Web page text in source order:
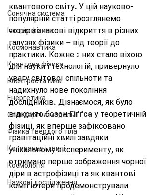
Сонячна система
Історія фізики
Космонавтика
Квантова фізика
Електростатика
Енергетика
Стандартна модель
Фізика твердого тіла
Коливання і хвилі
Космологія
Наукові дослідження
квантового світу. У цій науково-
популярній статті розглянемо
чотири знакові відкриття в різних
галузях фізики – від теорії до
практики. Кожне з них стало віхою
для науки і технологій, привернуло
увагу світової спільноти та
надихнуло нове покоління
дослідників. Дізнаємося, як було
відкрито бозон Гіґґса у теоретичній
фізиці, як вперше зафіксовано
гравітаційні хвилі завдяки
унікальному експерименту, як
отримано перше зображення чорної
діри в астрофізиці та як квантові
комп’ютери продемонстрували